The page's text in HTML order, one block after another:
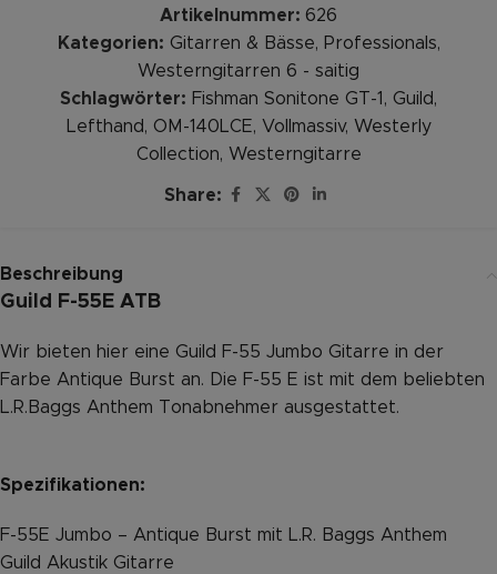
Artikelnummer: 626
Kategorien: Gitarren & Bässe, Professionals,
Westerngitarren 6 - saitig
Schlagwörter: Fishman Sonitone GT-1 , Guild,
Lefthand, OM-140LCE, Vollmassiv, Westerly
Collection, Westerngitarre
Share:
Beschreibung
Guild F-55E ATB
Wir bieten hier eine Guild F-55 Jumbo Gitarre in der
Farbe Antique Burst an. Die F-55 E ist mit dem beliebten
L.R.Baggs Anthem Tonabnehmer ausgestattet.
Spezifikationen:
F-55E Jumbo – Antique Burst mit L.R. Baggs Anthem
Guild Akustik Gitarre